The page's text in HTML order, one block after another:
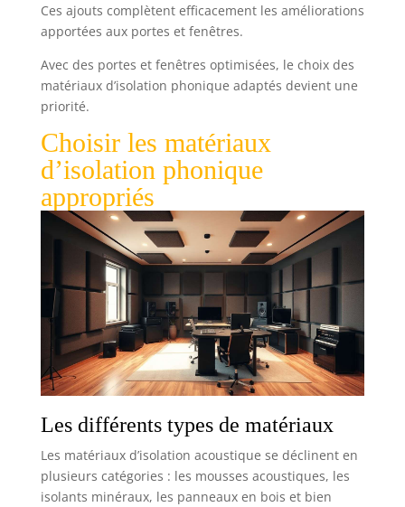
Ces ajouts complètent efficacement les améliorations
apportées aux portes et fenêtres.
Avec des portes et fenêtres optimisées, le choix des
matériaux d’isolation phonique adaptés devient une
priorité.
Choisir les matériaux
d’isolation phonique
appropriés
Les différents types de matériaux
Les matériaux d’isolation acoustique se déclinent en
plusieurs catégories : les mousses acoustiques, les
isolants minéraux, les panneaux en bois et bien